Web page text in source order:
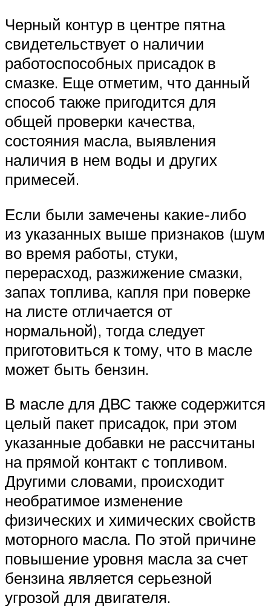
Черный контур в центре пятна
свидетельствует о наличии
работоспособных присадок в
смазке. Еще отметим, что данный
способ также пригодится для
общей проверки качества,
состояния масла, выявления
наличия в нем воды и других
примесей.
Если были замечены какие-либо
из указанных выше признаков (шум
во время работы, стуки,
перерасход, разжижение смазки,
запах топлива, капля при поверке
на листе отличается от
нормальной), тогда следует
приготовиться к тому, что в масле
может быть бензин.
В масле для ДВС также содержится
целый пакет присадок, при этом
указанные добавки не рассчитаны
на прямой контакт с топливом.
Другими словами, происходит
необратимое изменение
физических и химических свойств
моторного масла. По этой причине
повышение уровня масла за счет
бензина является серьезной
угрозой для двигателя.